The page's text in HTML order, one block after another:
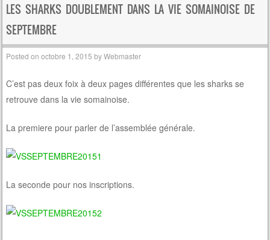
LES SHARKS DOUBLEMENT DANS LA VIE SOMAINOISE DE
SEPTEMBRE
Posted onoctobre 1, 2015 byWebmaster
C’est pas deux foix à deux pages différentes que les sharks se
retrouve dans la vie somainoise.
La premiere pour parler de l’assemblée générale.
La seconde pour nos inscriptions.